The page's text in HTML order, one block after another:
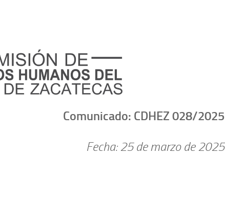
Comunicado: CDHEZ 028/2025
Fecha: 25de marzo de 2025